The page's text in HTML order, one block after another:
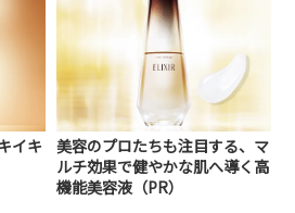
イキ
美容のプロたちも注目する、マ
ルチ効果で健やかな肌へ導く高
機能美容液（PR）